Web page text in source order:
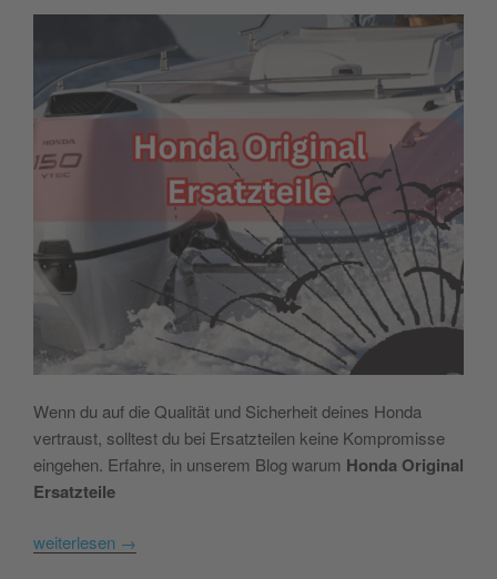
Wenn du auf die Qualität und Sicherheit deines Honda
vertraust, solltest du bei Ersatzteilen keine Kompromisse
eingehen. Erfahre, in unserem Blog warum Honda Original
Ersatzteile
weiterlesen →